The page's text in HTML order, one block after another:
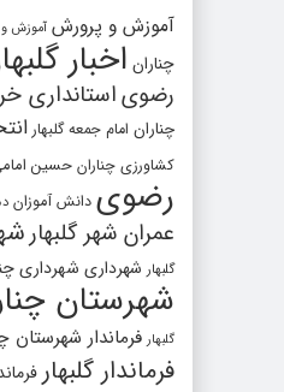
آموزش و پرورش آموزش
چناران اخبار
رضویاستانداری
چناران امام جمعه گلبهار
کشاورزی چناران حسین
رضوی دانش آموزان
عمران شهر گلبهار
گلبهار شهرداری شهرداری
شهرستان
گلبهار فرماندار شهرستان
فرماندار گلبهار